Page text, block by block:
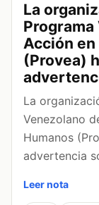
La
Acción en
(Provea)
La
Venezolano
Humanos
advertencia
Leer nota